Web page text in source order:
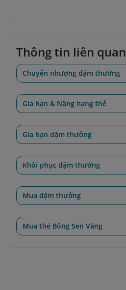
Thông tin liên quan
Chuyển nhượng dặm thưởng
Gia hạn & Nâng hạng thẻ
Gia hạn dặm thưởng
Khôi phục dặm thưởng
Mua dặm thưởng
Mua thẻ Bông Sen Vàng